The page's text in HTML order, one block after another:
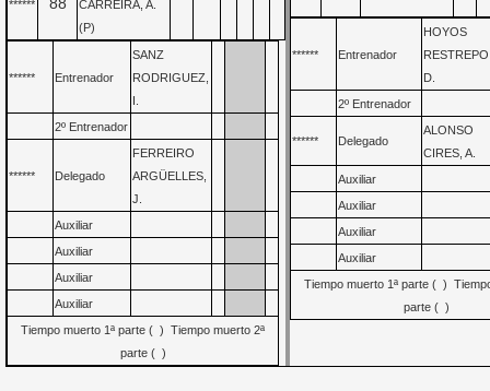
****** 88
CARREIRA, A.
(P)
****** Entrenador
SANZ
RODRIGUEZ,
2º Entrenador
****** Delegado
FERREIRO
ARGÜELLES,
J.
Auxiliar
Auxiliar
Auxiliar
Auxiliar
Tiempo muerto 1ª parte ( ) Tiempo muerto 2ª
parte ( )
****** Entrenador
HOYOS
D.
2º Entrenador
****** Delegado
ALONSO
CIRES, A.
Auxiliar
Auxiliar
Auxiliar
Auxiliar
Tiempo muerto 1ª parte ( )
parte ( )